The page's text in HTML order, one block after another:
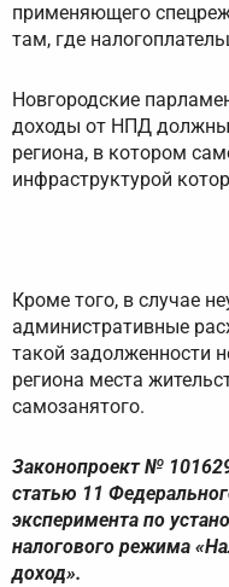
применяющего
там, где
Новгородские
доходы от НПД должны
региона, в котором
инфраструктурой
Кроме того, в случае
административные
такой задолженности
региона места
самозанятого.
Законопроект №
статью 11
эксперимента по
налогового режима
доход».